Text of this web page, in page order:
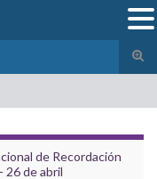
el
de Recordación
26 de abril